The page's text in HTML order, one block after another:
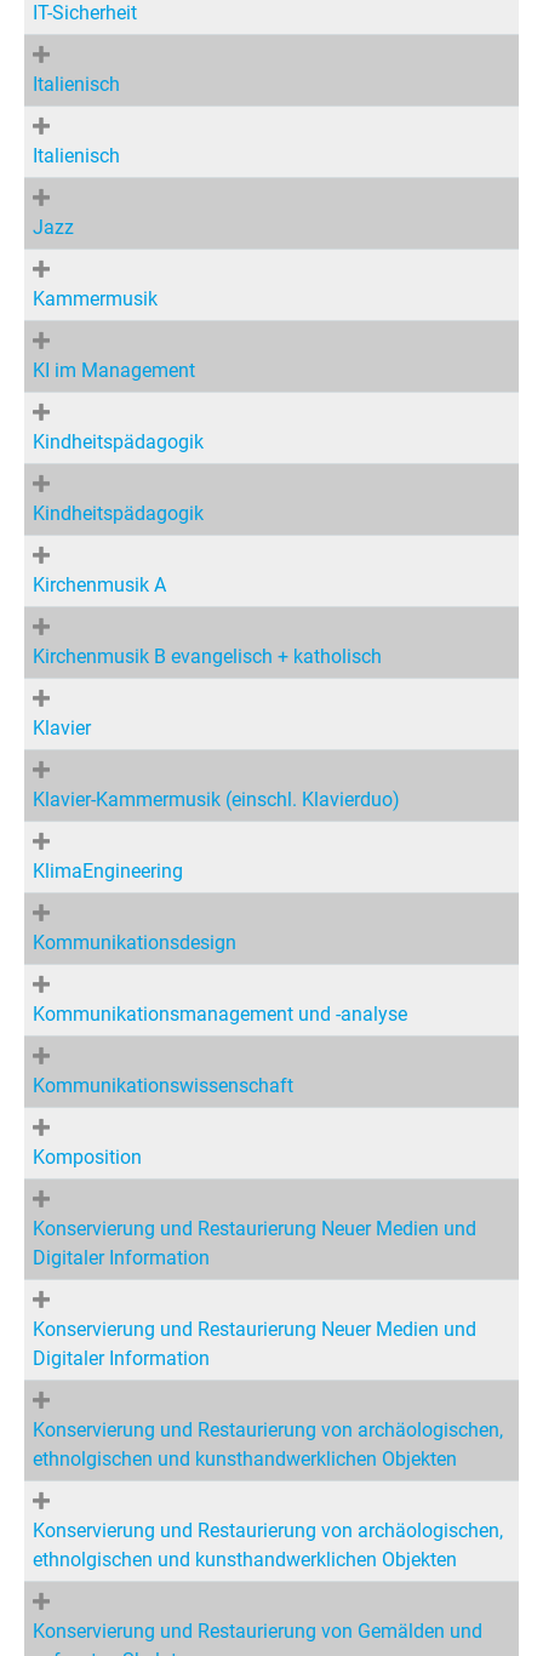
IT-Sicherheit
Italienisch
Italienisch
Jazz
Kammermusik
KI im Management
Kindheitspädagogik
Kindheitspädagogik
Kirchenmusik A
Kirchenmusik B evangelisch + katholisch
Klavier
Klavier-Kammermusik (einschl. Klavierduo)
KlimaEngineering
Kommunikationsdesign
Kommunikationsmanagement und -analyse
Kommunikationswissenschaft
Komposition
Konservierung und Restaurierung Neuer Medien und
Digitaler Information
Konservierung und Restaurierung Neuer Medien und
Digitaler Information
Konservierung und Restaurierung von archäologischen,
ethnolgischen und kunsthandwerklichen Objekten
Konservierung und Restaurierung von archäologischen,
ethnolgischen und kunsthandwerklichen Objekten
Konservierung und Restaurierung von Gemälden und